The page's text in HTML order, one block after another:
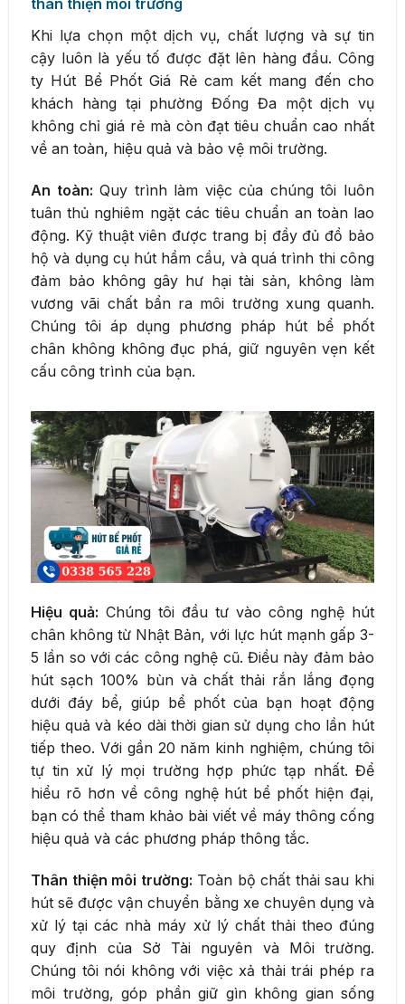
thân thiện môi trường
Khi lựa chọn một dịch vụ, chất lượng và sự tin
cậy luôn là yếu tố được đặt lên hàng đầu. Công
ty Hút Bể Phốt Giá Rẻ cam kết mang đến cho
khách hàng tại phường Đống Đa một dịch vụ
không chỉ giá rẻ mà còn đạt tiêu chuẩn cao nhất
về an toàn, hiệu quả và bảo vệ môi trường.
An toàn: Quy trình làm việc của chúng tôi luôn
tuân thủ nghiêm ngặt các tiêu chuẩn an toàn lao
động. Kỹ thuật viên được trang bị đầy đủ đồ bảo
hộ và dụng cụ hút hầm cầu, và quá trình thi công
đảm bảo không gây hư hại tài sản, không làm
vương vãi chất bẩn ra môi trường xung quanh.
Chúng tôi áp dụng phương pháp hút bể phốt
chân không không đục phá, giữ nguyên vẹn kết
cấu công trình của bạn.
Hiệu quả: Chúng tôi đầu tư vào công nghệ hút
chân không từ Nhật Bản, với lực hút mạnh gấp 3-
5 lần so với các công nghệ cũ. Điều này đảm bảo
hút sạch 100% bùn và chất thải rắn lắng đọng
dưới đáy bể, giúp bể phốt của bạn hoạt động
hiệu quả và kéo dài thời gian sử dụng cho lần hút
tiếp theo. Với gần 20 năm kinh nghiệm, chúng tôi
tự tin xử lý mọi trường hợp phức tạp nhất. Để
hiểu rõ hơn về công nghệ hút bể phốt hiện đại,
bạn có thể tham khảo bài viết về máy thông cống
hiệu quả và các phương pháp thông tắc.
Thân thiện môi trường: Toàn bộ chất thải sau khi
hút sẽ được vận chuyển bằng xe chuyên dụng và
xử lý tại các nhà máy xử lý chất thải theo đúng
quy định của Sở Tài nguyên và Môi trường.
Chúng tôi nói không với việc xả thải trái phép ra
môi trường, góp phần giữ gìn không gian sống